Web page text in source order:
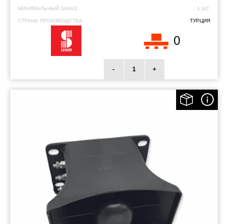
МИНИМАЛЬНЫЙ ЗАКАЗ: 1 ШТ.
СТРАНА ПРОИЗВОДСТВА: ТУРЦИЯ
0
- +